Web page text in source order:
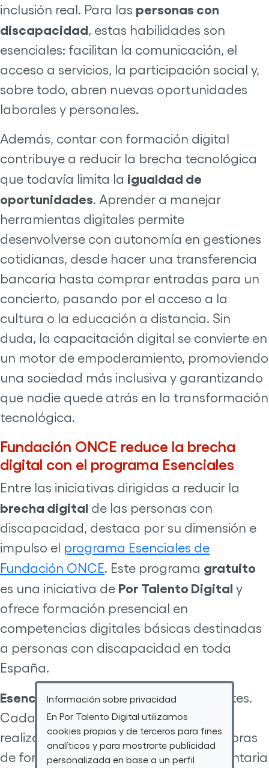
Información sobre privacidad
En Por Talento Digital utilizamos
cookies propias y de terceros para fines
analíticos y para mostrarte publicidad
personalizada en base a un perfil
inclusión real. Para las personas con
discapacidad, estas habilidades son
esenciales: facilitan la comunicación, el
acceso a servicios, la participación social y,
sobre todo, abren nuevas oportunidades
laborales y personales.
Además, contar con formación digital
contribuye a reducir la brecha tecnológica
que todavía limita la igualdad de
oportunidades. Aprender a manejar
herramientas digitales permite
desenvolverse con autonomía en gestiones
cotidianas, desde hacer una transferencia
bancaria hasta comprar entradas para un
concierto, pasando por el acceso a la
cultura o la educación a distancia. Sin
duda, la capacitación digital se convierte en
un motor de empoderamiento, promoviendo
una sociedad más inclusiva y garantizando
que nadie quede atrás en la transformación
tecnológica.
Fundación ONCE reduce la brecha
digital con el programa Esenciales
Entre las iniciativas dirigidas a reducir la
brecha digital de las personas con
discapacidad, destaca por su dimensión e
impulso el programa Esenciales de
Fundación ONCE. Este programa gratuito
es una iniciativa de Por Talento Digital y
ofrece formación presencial en
competencias digitales básicas destinadas
a personas con discapacidad en toda
España.
Esencialesconsta de 12 cursos diferentes.
Cada uno de estos cursos prácticos se
realiza en dos días, con un total de 8 horas
de formación y 4 horas de tutoría voluntaria